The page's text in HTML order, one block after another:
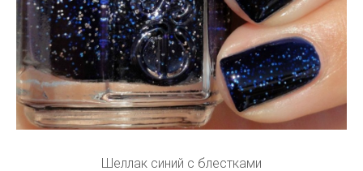
Шеллак синий с блестками